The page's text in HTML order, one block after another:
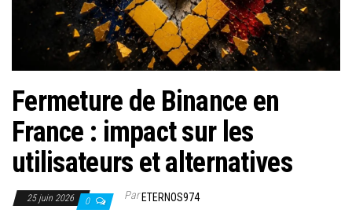
Fermeture de Binance en
France : impact sur les
utilisateurs et alternatives
25 juin 2026 0 ParETERNOS974